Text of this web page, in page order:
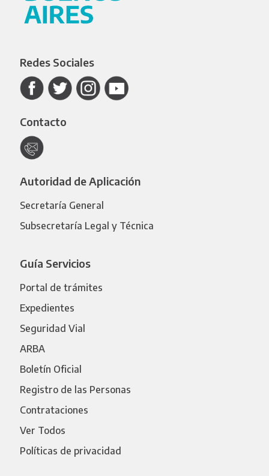
Redes Sociales
Contacto
Autoridad de Aplicación
Secretaría General
Subsecretaría Legal y Técnica
Guía Servicios
Portal de trámites
Expedientes
Seguridad Vial
ARBA
Boletín Oficial
Registro de las Personas
Contrataciones
Ver Todos
Políticas de privacidad